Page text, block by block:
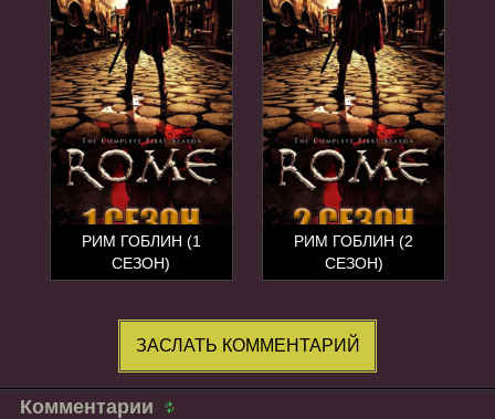
РИМ ГОБЛИН (1
СЕЗОН)
РИМ ГОБЛИН (2
СЕЗОН)
ЗАСЛАТЬ КОММЕНТАРИЙ
Комментарии